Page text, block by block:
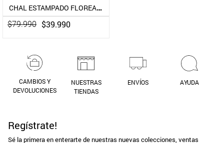
CHAL ESTAMPADO FLOREADO
$79.990 $39.990
CAMBIOS Y
DEVOLUCIONES
NUESTRAS
TIENDAS
ENVÍOS AYUDA
Regístrate!
Sé la primera en enterarte de nuestras nuevas colecciones, ventas